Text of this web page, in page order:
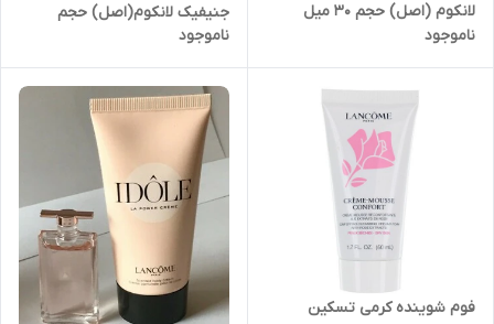
لانکوم (اصل) حجم ۳۰ میل
Lancome Bi Facil Eye Makeup
Remover
ناموجود
جنیفیک لانکوم(اصل) حجم
5میل Lancome Advanced
Génifique Yeux Light Pearl
ناموجود
فوم شوینده کرمی تسکین